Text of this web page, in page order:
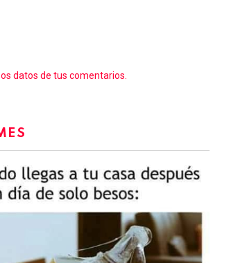
datos de tus comentarios.